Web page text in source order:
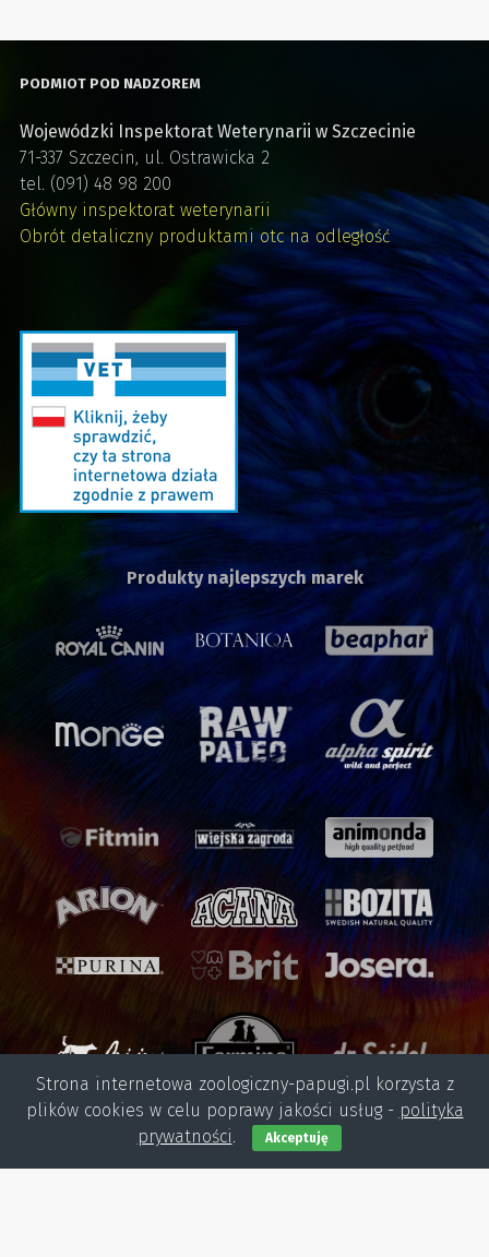
PODMIOT POD NADZOREM
Wojewódzki Inspektorat Weterynarii w Szczecinie
71-337 Szczecin, ul. Ostrawicka 2
tel. (091) 48 98 200
Główny inspektorat weterynarii
Obrót detaliczny produktami otc na odległość
Produkty najlepszych marek
Strona internetowa zoologiczny-papugi.pl korzysta z
plików cookies w celu poprawy jakości usług - polityka
prywatności. Akceptuję